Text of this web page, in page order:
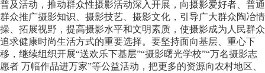
普及活动，推动群众性摄影活动深入开展，向摄影爱好者、普通
群众推广摄影知识、摄影技艺、摄影文化，引导广大群众陶冶情
操、拓展视野，提高摄影水平和文明素质，使摄影成为人民群众
追求健康时尚生活方式的重要选择。要坚持面向基层、重心下
移，继续组织开展“送欢乐下基层”“摄影曙光学校”“万名摄影志
愿者 万幅作品进万家”等公益活动，把更多的资源向农村地区、